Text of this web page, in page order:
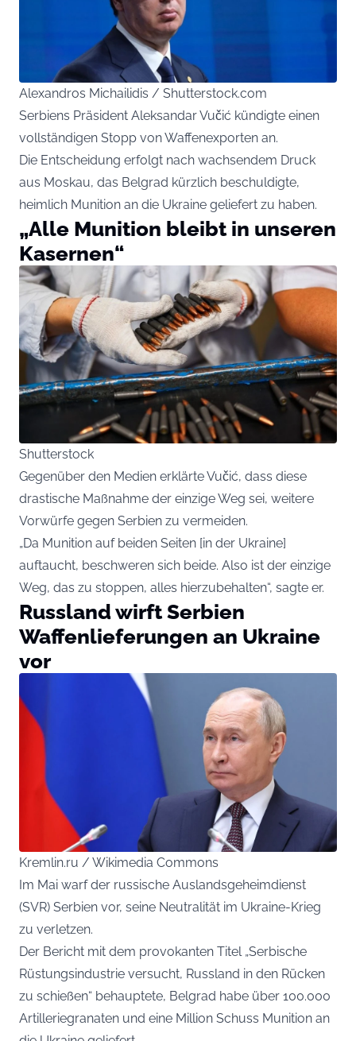
Alexandros Michailidis / Shutterstock.com
Serbiens Präsident Aleksandar Vučić kündigte einen
vollständigen Stopp von Waffenexporten an.
Die Entscheidung erfolgt nach wachsendem Druck
aus Moskau, das Belgrad kürzlich beschuldigte,
heimlich Munition an die Ukraine geliefert zu haben.
„Alle Munition bleibt in unseren
Kasernen“
Shutterstock
Gegenüber den Medien erklärte Vučić, dass diese
drastische Maßnahme der einzige Weg sei, weitere
Vorwürfe gegen Serbien zu vermeiden.
„Da Munition auf beiden Seiten [in der Ukraine]
auftaucht, beschweren sich beide. Also ist der einzige
Weg, das zu stoppen, alles hierzubehalten“, sagte er.
Russland wirft Serbien
Waffenlieferungen an Ukraine
vor
Kremlin.ru / Wikimedia Commons
Im Mai warf der russische Auslandsgeheimdienst
(SVR) Serbien vor, seine Neutralität im Ukraine-Krieg
zu verletzen.
Der Bericht mit dem provokanten Titel „Serbische
Rüstungsindustrie versucht, Russland in den Rücken
zu schießen“ behauptete, Belgrad habe über 100.000
Artilleriegranaten und eine Million Schuss Munition an